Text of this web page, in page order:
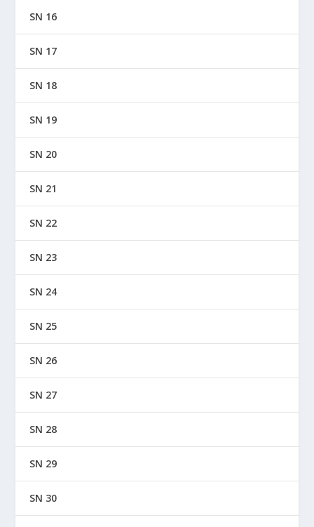
SN 16
SN 17
SN 18
SN 19
SN 20
SN 21
SN 22
SN 23
SN 24
SN 25
SN 26
SN 27
SN 28
SN 29
SN 30